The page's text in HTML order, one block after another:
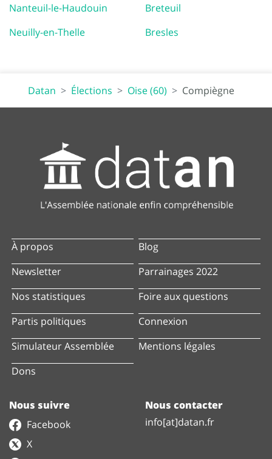
Nanteuil-le-Haudouin
Breteuil
Neuilly-en-Thelle
Bresles
Datan Élections Oise (60) Compiègne
À propos
Newsletter
Nos statistiques
Partis politiques
Simulateur Assemblée
Dons
Blog
Parrainages 2022
Foire aux questions
Connexion
Mentions légales
Nous suivre
Facebook
X
Nous contacter
info[at]datan.fr